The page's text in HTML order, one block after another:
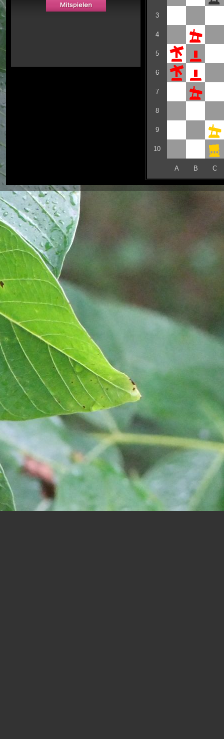
3
4
5
6
7
8
9
10
A B C